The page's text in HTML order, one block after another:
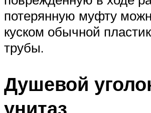
потерянную муфту
куском обычной
трубы.
Душевой
унитаз